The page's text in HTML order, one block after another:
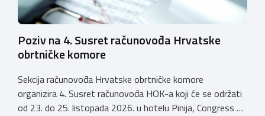
Poziv na 4. Susret računovođa Hrvatske
obrtničke komore
Sekcija računovođa Hrvatske obrtničke komore
organizira 4. Susret računovođa HOK-a koji će se održati
od 23. do 25. listopada 2026. u hotelu Pinija, Congress &